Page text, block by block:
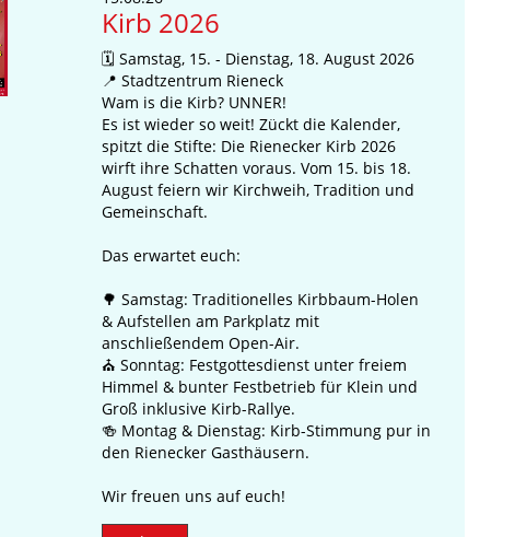
Kirb 2026
🗓️ Samstag, 15. - Dienstag, 18. August 2026
📍 Stadtzentrum Rieneck
Wam is die Kirb? UNNER!
Es ist wieder so weit! Zückt die Kalender,
spitzt die Stifte: Die Rienecker Kirb 2026
wirft ihre Schatten voraus. Vom 15. bis 18.
August feiern wir Kirchweih, Tradition und
Gemeinschaft.
Das erwartet euch:
🌳 Samstag: Traditionelles Kirbbaum-Holen
& Aufstellen am Parkplatz mit
anschließendem Open-Air.
⛪ Sonntag: Festgottesdienst unter freiem
Himmel & bunter Festbetrieb für Klein und
Groß inklusive Kirb-Rallye.
🍻 Montag & Dienstag: Kirb-Stimmung pur in
den Rienecker Gasthäusern.
Wir freuen uns auf euch!
Verkehrsrechtliche
Maßnahme
Anlässlich der „Rienecker Kirb 2026“, wird
der Parkplatz Ortsmitte in Rieneck in der
Zeit vom 13.08.2026 von 12:00 Uhr bis
17.08.2026 um 12:00 Uhr für den Gesamt-
verkehr voll gesperrt.